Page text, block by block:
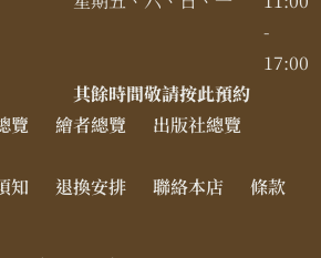
-
17:00
其餘時間敬請按此預約
覽 繪者總覽
出版社總覽
知 退換安排 聯絡本店
條款